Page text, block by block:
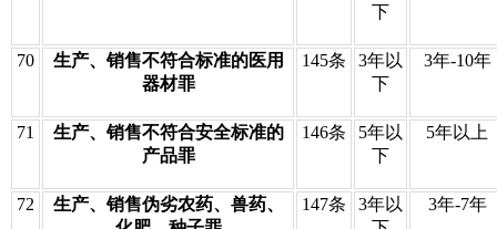
下
70
生产、销售不符合标准的医用
器材罪
145条
3年以
下
3年-10年
71
生产、销售不符合安全标准的
产品罪
146条
5年以
下
5年以上
72
生产、销售伪劣农药、兽药、
147条
3年以
3年-7年